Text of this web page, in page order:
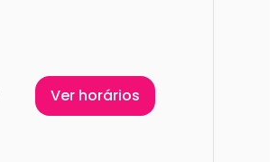
Ver horários